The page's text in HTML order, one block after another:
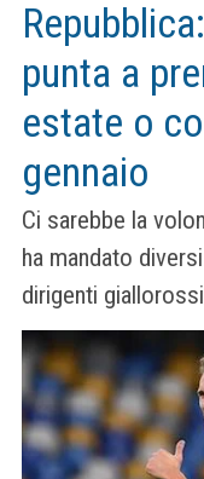
punta a
estate o
gennaio
Ci sarebbe la
ha mandato
dirigenti giallorossi